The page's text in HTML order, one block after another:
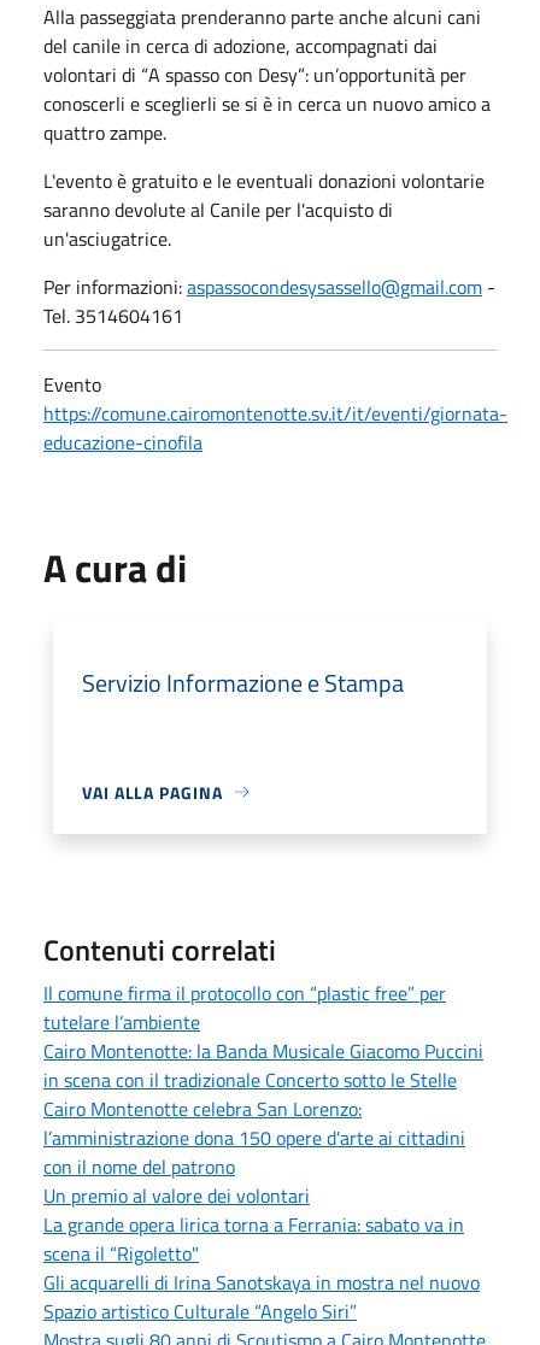
Alla passeggiata prenderanno parte anche alcuni cani
del canile in cerca di adozione, accompagnati dai
volontari di “A spasso con Desy”: un’opportunità per
conoscerli e sceglierli se si è in cerca un nuovo amico a
quattro zampe.
L'evento è gratuito e le eventuali donazioni volontarie
saranno devolute al Canile per l'acquisto di
un'asciugatrice.
Per informazioni:aspassocondesysassello@gmail.com -
Tel. 3514604161
Evento
https://comune.cairomontenotte.sv.it/it/eventi/giornata-
educazione-cinofila
A cura di
Servizio Informazione e Stampa
VAI ALLA PAGINA
Contenuti correlati
Il comune firma il protocollo con “plastic free” per
tutelare l’ambiente
Cairo Montenotte: la Banda Musicale Giacomo Puccini
in scena con il tradizionale Concerto sotto le Stelle
Cairo Montenotte celebra San Lorenzo:
l’amministrazione dona 150 opere d'arte ai cittadini
con il nome del patrono
Un premio al valore dei volontari
La grande opera lirica torna a Ferrania: sabato va in
scena il “Rigoletto"
Gli acquarelli di Irina Sanotskaya in mostra nel nuovo
Spazio artistico Culturale “Angelo Siri”